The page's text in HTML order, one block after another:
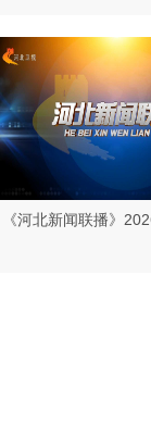
《河北新闻联播》